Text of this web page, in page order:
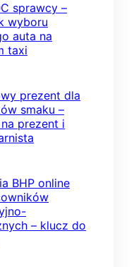
sprawcy –
wyboru
auta na
taxi
prezent dla
smaku –
prezent i
BHP online
– klucz do